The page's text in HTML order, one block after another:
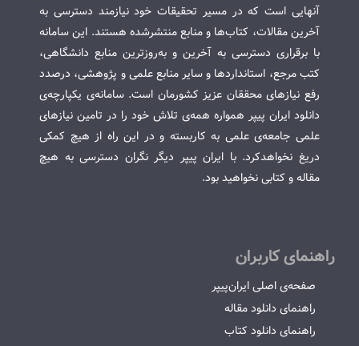
آنهایی است که در مسیر تحقیقات خود نیازمند دسترسی به
آخرین مقالات، کتاب‌ها و منابع منتشرشده هستند. این سامانه
با برقراری دسترسی به آخرین و به‌روزترین منابع دانشگاهی،
کتب مرجع، استانداردها و سایر منابع علمی و پژوهشی، درصدد
رفع نیازهای محققان عزیز کشورمان است. سامانه‌ی یکپارچه‌ی
دانلود ایران پیپر همواره همه‌ی تلاش خود را در تامین نیازهای
علمی جامعه‌ی علمی به کاربسته و در این راه از هیچ کمکی
دریغ نخواهدکرد. با ایران پیپر دیگر نگران دسترسی به هیچ
مقاله و کتابی نخواهید بود.
راهنمای کاربران
صفحه‌ی اصلی ایران‌پیپر
راهنمای دانلود مقاله
راهنمای دانلود کتاب